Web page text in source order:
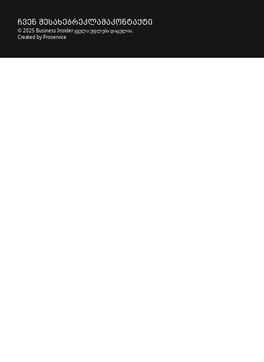
ჩვენ შესახებრეკლამაკონტაქტი
© 2025 Business Insider ყველა უფლება დაცულია.
Created byProservice